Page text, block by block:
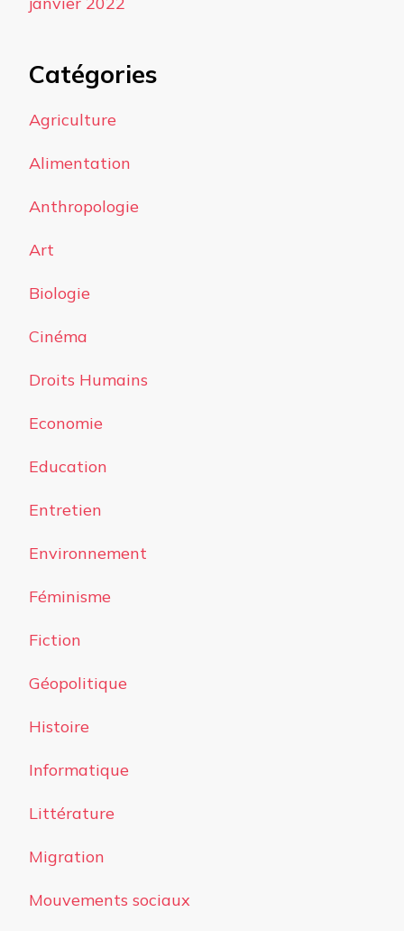
Catégories
Agriculture
Alimentation
Anthropologie
Art
Biologie
Cinéma
Droits Humains
Economie
Education
Entretien
Environnement
Féminisme
Fiction
Géopolitique
Histoire
Informatique
Littérature
Migration
Mouvements sociaux